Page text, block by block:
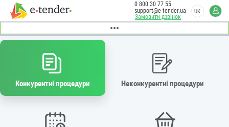
Замовити дзвінок
0 800 30 77 55
support@e-tender.ua
UK
Конкурентні процедури Неконкурентні процедури